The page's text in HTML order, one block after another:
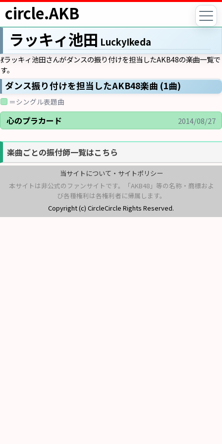
circle.AKB
ラッキィ池田 LuckyIkeda
💃ラッキィ池田さんがダンスの振り付けを担当したAKB48の楽曲一覧で
す。
ダンス振り付けを担当したAKB48楽曲 (1曲)
＝シングル表題曲
心のプラカード 2014/08/27
楽曲ごとの振付師一覧はこちら
当サイトについて・サイトポリシー
本サイトは非公式のファンサイトです。「AKB48」等の名称・商標およ
び各種権利は各権利者に帰属します。
Copyright (c) CircleCircle Rights Reserved.